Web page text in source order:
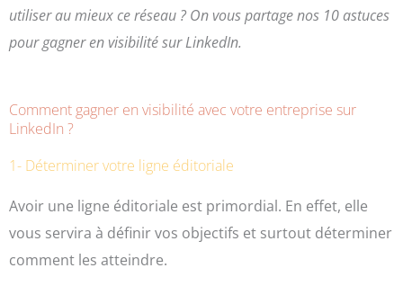
utiliser au mieux ce réseau ? On vous partage nos 10 astuces
pour gagner en visibilité sur LinkedIn.
Comment gagner en visibilité avec votre entreprise sur
LinkedIn ?
1- Déterminer votre ligne éditoriale
Avoir une ligne éditoriale est primordial. En effet, elle
vous servira à définir vos objectifs et surtout déterminer
comment les atteindre.